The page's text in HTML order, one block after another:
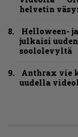
helvetin
Helloween-
julkaisi
soololevyltä
Anthrax vie
uudella